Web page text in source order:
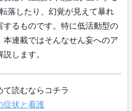
落したり、幻覚が見えて暴れ
るものです。特に低活動型の
連載ではそんなせん妄へのア
します。
読むならコチラ
状と看護